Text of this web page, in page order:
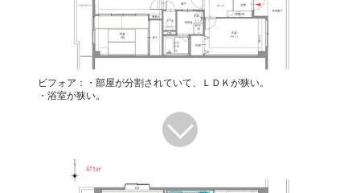
ビフォア：・部屋が分割されていて、ＬＤＫが狭い。
・浴室が狭い。